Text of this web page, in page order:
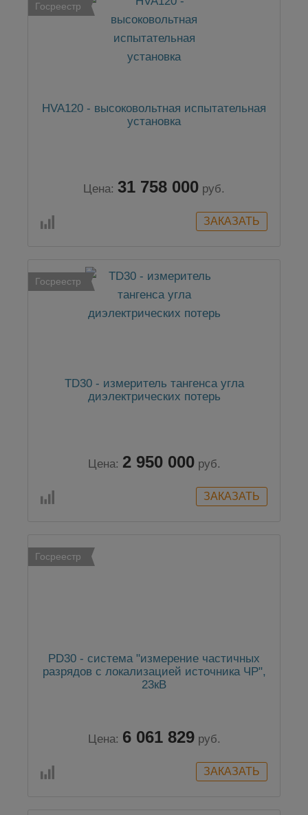
Госреестр
HVA120 - высоковольтная испытательная
установка
Цена: 31 758 000 руб.
Госреестр
TD30 - измеритель тангенса угла
диэлектрических потерь
Цена: 2 950 000 руб.
Госреестр
PD30 - система "измерение частичных
разрядов с локализацией источника ЧР",
23кВ
Цена: 6 061 829 руб.